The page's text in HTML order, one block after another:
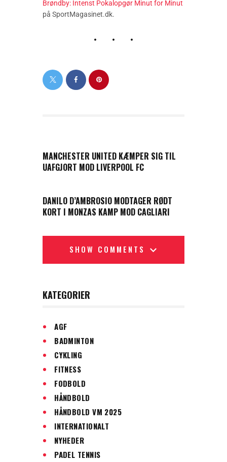
Brøndby: Intenst Pokalopgør Minut for Minut
på SportMagasinet.dk.
MANCHESTER UNITED KÆMPER SIG TIL
UAFGJORT MOD LIVERPOOL FC
DANILO D’AMBROSIO MODTAGER RØDT
KORT I MONZAS KAMP MOD CAGLIARI
SHOW COMMENTS
KATEGORIER
AGF
BADMINTON
CYKLING
FITNESS
FODBOLD
HÅNDBOLD
HÅNDBOLD VM 2025
INTERNATIONALT
NYHEDER
PADEL TENNIS